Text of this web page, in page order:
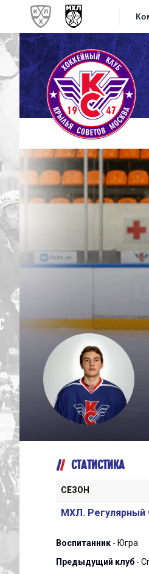
СТАТИСТИКА
СЕЗОН
МХЛ. Регулярный
Воспитанник - Югра
Предыдущий клуб -